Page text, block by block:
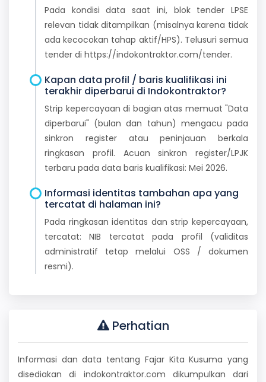
Pada kondisi data saat ini, blok tender LPSE
relevan tidak ditampilkan (misalnya karena tidak
ada kecocokan tahap aktif/HPS). Telusuri semua
tender di https://indokontraktor.com/tender.
Kapan data profil / baris kualifikasi ini
terakhir diperbarui di Indokontraktor?
Strip kepercayaan di bagian atas memuat "Data
diperbarui" (bulan dan tahun) mengacu pada
sinkron register atau peninjauan berkala
ringkasan profil. Acuan sinkron register/LPJK
terbaru pada data baris kualifikasi: Mei 2026.
Informasi identitas tambahan apa yang
tercatat di halaman ini?
Pada ringkasan identitas dan strip kepercayaan,
tercatat: NIB tercatat pada profil (validitas
administratif tetap melalui OSS / dokumen
resmi).
Perhatian
Informasi dan data tentang Fajar Kita Kusuma yang
disediakan di indokontraktor.com dikumpulkan dari